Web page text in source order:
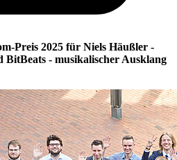
Preis 2025 für Niels Häußler -
- musikalischer Ausklang